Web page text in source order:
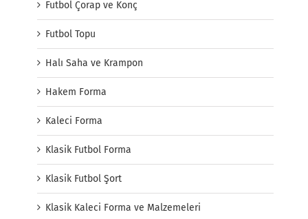
Futbol Çorap ve Konç
Futbol Topu
Halı Saha ve Krampon
Hakem Forma
Kaleci Forma
Klasik Futbol Forma
Klasik Futbol Şort
Klasik Kaleci Forma ve Malzemeleri